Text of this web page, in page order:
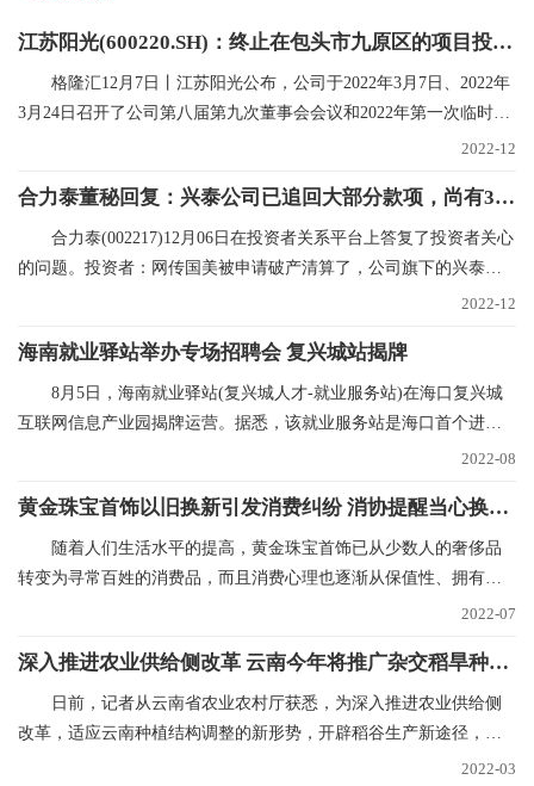
江苏阳光(600220.SH)：终止在包头市九原区的项目投资规划
格隆汇12月7日丨江苏阳光公布，公司于2022年3月7日、2022年
3月24日召开了公司第八届第九次董事会会议和2022年第一次临时股
2022-12
合力泰董秘回复：兴泰公司已追回大部分款项，尚有300多万未支付，已申请财产保全|世界焦点
合力泰(002217)12月06日在投资者关系平台上答复了投资者关心
的问题。投资者：网传国美被申请破产清算了，公司旗下的兴泰和
2022-12
海南就业驿站举办专场招聘会 复兴城站揭牌
8月5日，海南就业驿站(复兴城人才-就业服务站)在海口复兴城
互联网信息产业园揭牌运营。据悉，该就业服务站是海口首个进驻
2022-08
黄金珠宝首饰以旧换新引发消费纠纷 消协提醒当心换购回购“陷阱”
随着人们生活水平的提高，黄金珠宝首饰已从少数人的奢侈品
转变为寻常百姓的消费品，而且消费心理也逐渐从保值性、拥有性
2022-07
深入推进农业供给侧改革 云南今年将推广杂交稻旱种50万亩
日前，记者从云南省农业农村厅获悉，为深入推进农业供给侧
改革，适应云南种植结构调整的新形势，开辟稻谷生产新途径，稳
2022-03